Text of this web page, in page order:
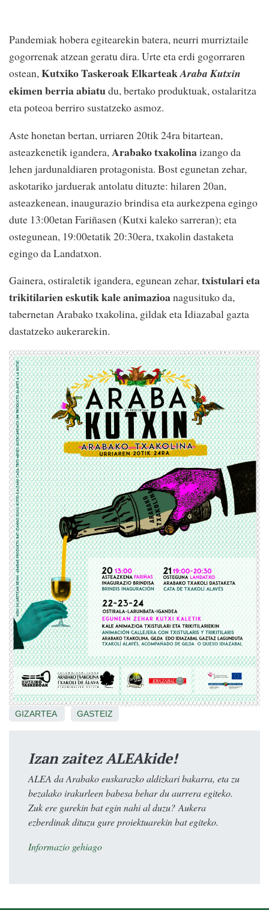
Pandemiak hobera egitearekin batera, neurri murriztaile
gogorrenak atzean geratu dira. Urte eta erdi gogorraren
ostean,Kutxiko Taskeroak ElkarteakAraba Kutxin
ekimen berria abiatudu, bertako produktuak, ostalaritza
eta poteoa berriro sustatzeko asmoz.
Aste honetan bertan, urriaren 20tik 24ra bitartean,
asteazkenetik igandera,Arabako txakolinaizango da
lehen jardunaldiaren protagonista. Bost egunetan zehar,
askotariko jarduerak antolatu dituzte: hilaren 20an,
asteazkenean, inaugurazio brindisa eta aurkezpena egingo
dute 13:00etan Fariñasen (Kutxi kaleko sarreran); eta
ostegunean, 19:00etatik 20:30era, txakolin dastaketa
egingo da Landatxon.
Gainera, ostiraletik igandera, egunean zehar,txistulari eta
trikitilarien eskutik kale animazioanagusituko da,
tabernetan Arabako txakolina, gildak eta Idiazabal gazta
dastatzeko aukerarekin.
GIZARTEA GASTEIZ
Izan zaitez ALEAkide!
ALEA da Arabako euskarazko aldizkari bakarra, eta zu
bezalako irakurleen babesa behar du aurrera egiteko.
Zuk ere gurekin bat egin nahi al duzu? Aukera
ezberdinak dituzu gure proiektuarekin bat egiteko.
Informazio gehiago